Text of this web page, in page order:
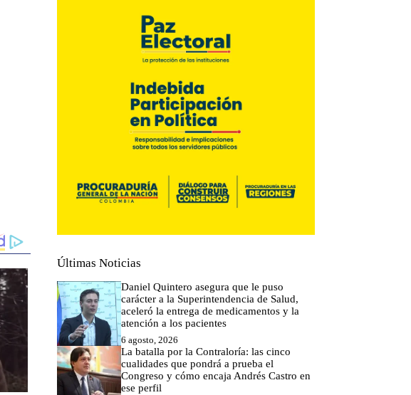
Últimas Noticias
Daniel Quintero asegura que le puso
carácter a la Superintendencia de Salud,
aceleró la entrega de medicamentos y la
atención a los pacientes
6 agosto, 2026
La batalla por la Contraloría: las cinco
cualidades que pondrá a prueba el
Congreso y cómo encaja Andrés Castro en
ese perfil